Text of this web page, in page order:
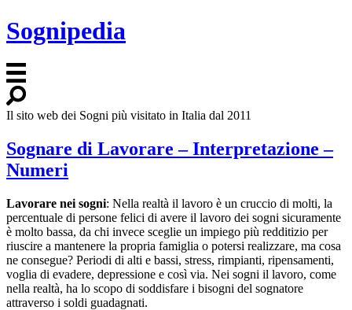
Sognipedia
Il sito web dei Sogni più visitato in Italia dal 2011
Sognare di Lavorare – Interpretazione –
Numeri
Lavorare nei sogni: Nella realtà il lavoro è un cruccio di molti, la
percentuale di persone felici di avere il lavoro dei sogni sicuramente
è molto bassa, da chi invece sceglie un impiego più redditizio per
riuscire a mantenere la propria famiglia o potersi realizzare, ma cosa
ne consegue? Periodi di alti e bassi, stress, rimpianti, ripensamenti,
voglia di evadere, depressione e così via. Nei sogni il lavoro, come
nella realtà, ha lo scopo di soddisfare i bisogni del sognatore
attraverso i soldi guadagnati.